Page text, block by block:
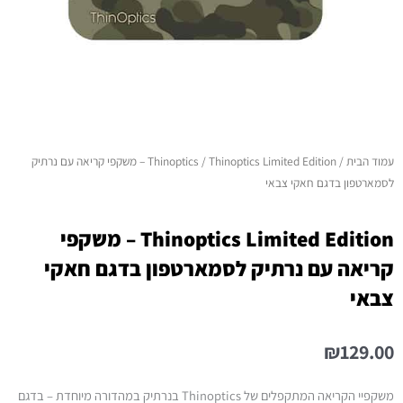
עמוד הבית/
Thinoptics/ Thinoptics Limited Edition – משקפי קריאה עם נרתיק
לסמארטפון בדגם חאקי צבאי
Thinoptics Limited Edition – משקפי
קריאה עם נרתיק לסמארטפון בדגם חאקי
צבאי
₪129.00
משקפיי הקריאה המתקפלים של Thinoptics בנרתיק במהדורה מיוחדת – בדגם